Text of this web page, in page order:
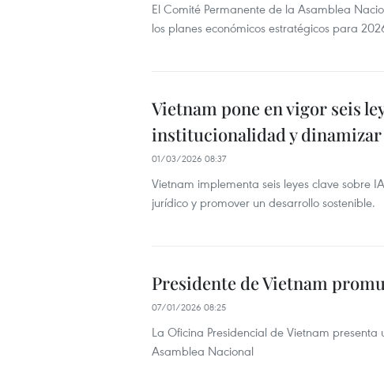
El Comité Permanente de la Asamblea
los planes económicos estratégicos para
Vietnam pone en vigor seis
institucionalidad y dinamizar
01/03/2026 08:37
Vietnam implementa seis leyes clave sobre
jurídico y promover un desarrollo sostenible.
Presidente de Vietnam
07/01/2026 08:25
La Oficina Presidencial de Vietnam
Asamblea Nacional